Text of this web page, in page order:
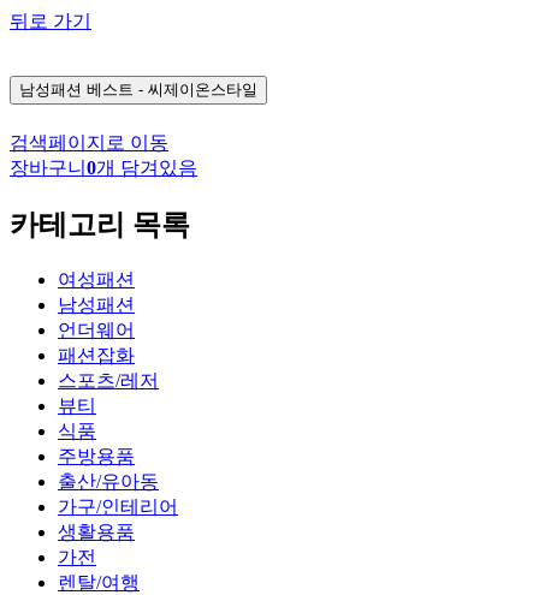
뒤로 가기
남성패션 베스트 - 씨제이온스타일
검색페이지로 이동
장바구니 0개 담겨있음
카테고리 목록
여성패션
남성패션
언더웨어
패션잡화
스포츠/레저
뷰티
식품
주방용품
출산/유아동
가구/인테리어
생활용품
가전
렌탈/여행